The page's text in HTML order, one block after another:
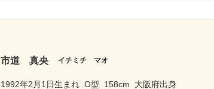
市道 真央 イチミチ マオ
1992年2月1日生まれ O型 158cm
大阪府出身